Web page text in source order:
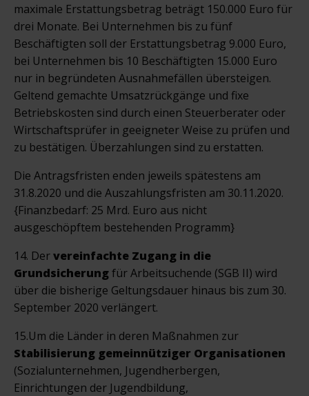
maximale Erstattungsbetrag beträgt 150.000 Euro für
drei Monate. Bei Unternehmen bis zu fünf
Beschäftigten soll der Erstattungsbetrag 9.000 Euro,
bei Unternehmen bis 10 Beschäftigten 15.000 Euro
nur in begründeten Ausnahmefällen übersteigen.
Geltend gemachte Umsatzrückgänge und fixe
Betriebskosten sind durch einen Steuerberater oder
Wirtschaftsprüfer in geeigneter Weise zu prüfen und
zu bestätigen. Überzahlungen sind zu erstatten.
Die Antragsfristen enden jeweils spätestens am
31.8.2020 und die Auszahlungsfristen am 30.11.2020.
{Finanzbedarf: 25 Mrd. Euro aus nicht
ausgeschöpftem bestehenden Programm}
14. Dervereinfachte Zugang in die
Grundsicherungfür Arbeitsuchende (SGB II) wird
über die bisherige Geltungsdauer hinaus bis zum 30.
September 2020 verlängert.
15.Um die Länder in deren Maßnahmen zur
Stabilisierung gemeinnütziger Organisationen
(Sozialunternehmen, Jugendherbergen,
Einrichtungen der Jugendbildung,